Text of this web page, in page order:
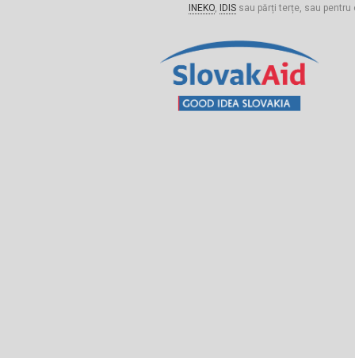
INEKO, IDISsau părți terțe, sau pentru